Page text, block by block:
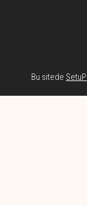
Bu sitede SetuP